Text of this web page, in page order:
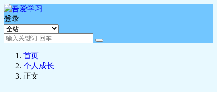
登录
首页
个人成长
正文